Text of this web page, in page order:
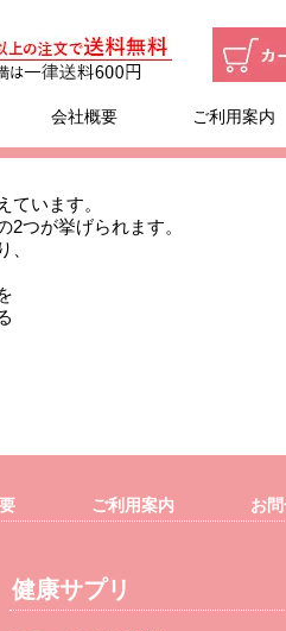
会社概要 ご利用案内
います。
つが挙げられます。
、
ご利用案内 お
健康サプリ